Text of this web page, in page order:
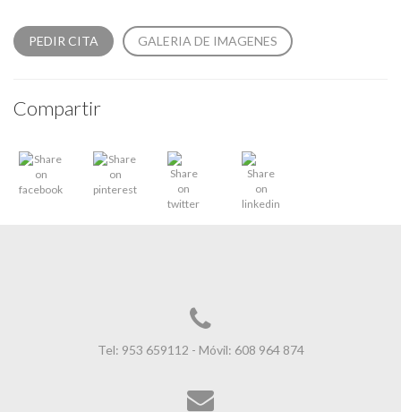
PEDIR CITA GALERIA DE IMAGENES
Compartir
Tel: 953 659112 - Móvil: 608 964 874